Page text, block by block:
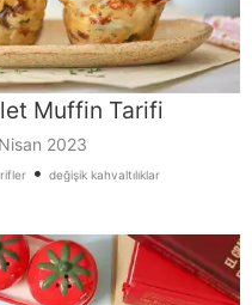
Muffin Tarifi
2023
• değişik kahvaltılıklar